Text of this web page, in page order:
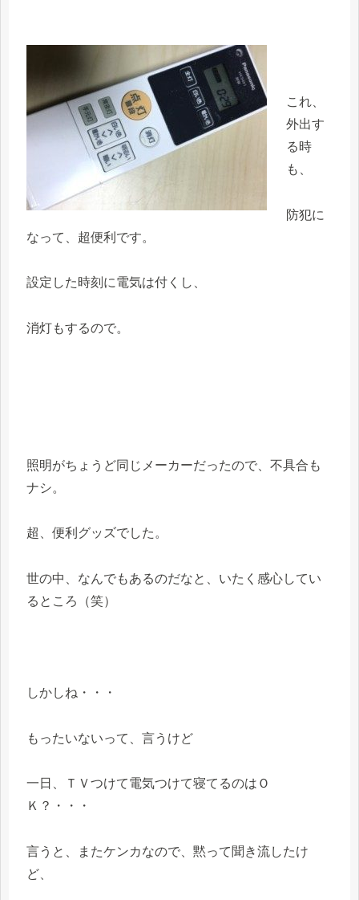
これ、
外出す
る時
も、
防犯に
なって、超便利です。
設定した時刻に電気は付くし、
消灯もするので。
照明がちょうど同じメーカーだったので、不具合も
ナシ。
超、便利グッズでした。
世の中、なんでもあるのだなと、いたく感心してい
るところ（笑）
しかしね・・・
もったいないって、言うけど
一日、ＴＶつけて電気つけて寝てるのはＯ
Ｋ？・・・
言うと、またケンカなので、黙って聞き流したけ
ど、